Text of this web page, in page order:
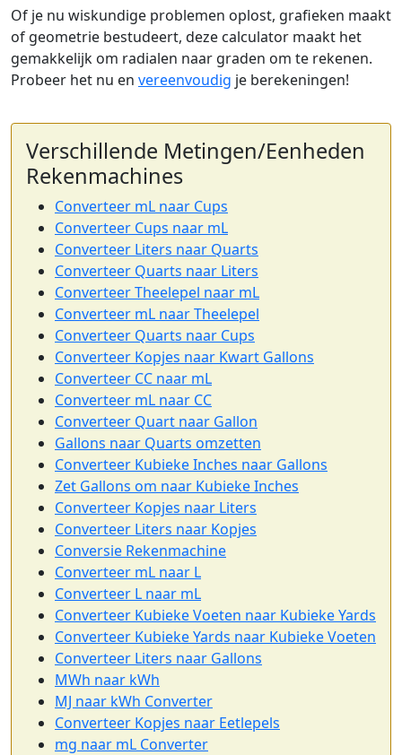
Of je nu wiskundige problemen oplost, grafieken maakt
of geometrie bestudeert, deze calculator maakt het
gemakkelijk om radialen naar graden om te rekenen.
Probeer het nu en vereenvoudig je berekeningen!
Verschillende Metingen/Eenheden
Rekenmachines
Converteer mL naar Cups
Converteer Cups naar mL
Converteer Liters naar Quarts
Converteer Quarts naar Liters
Converteer Theelepel naar mL
Converteer mL naar Theelepel
Converteer Quarts naar Cups
Converteer Kopjes naar Kwart Gallons
Converteer CC naar mL
Converteer mL naar CC
Converteer Quart naar Gallon
Gallons naar Quarts omzetten
Converteer Kubieke Inches naar Gallons
Zet Gallons om naar Kubieke Inches
Converteer Kopjes naar Liters
Converteer Liters naar Kopjes
Conversie Rekenmachine
Converteer mL naar L
Converteer L naar mL
Converteer Kubieke Voeten naar Kubieke Yards
Converteer Kubieke Yards naar Kubieke Voeten
Converteer Liters naar Gallons
MWh naar kWh
MJ naar kWh Converter
Converteer Kopjes naar Eetlepels
mg naar mL Converter